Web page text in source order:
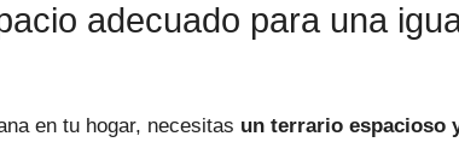
adecuado para una
en tu hogar, necesitas un terrario espacioso